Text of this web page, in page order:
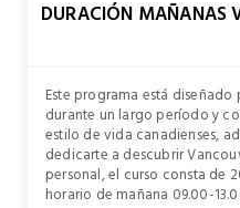
DURACIÓN MAÑANAS
Este programa está
durante un largo período y
estilo de vida canadienses,
dedicarte a descubrir
personal, el curso consta de
horario de mañana 09.00-